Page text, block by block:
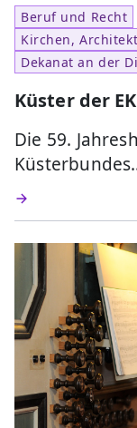
Beruf und Recht
Kirchen,
Dekanat an der
Küster der
Die 59.